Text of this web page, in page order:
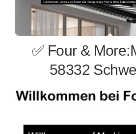
✅ Four &
58332